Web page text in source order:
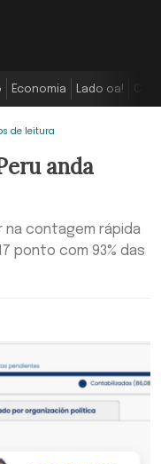
Economia Lado oa!
de leitura
anda
na contagem rápida
ponto com 93% das